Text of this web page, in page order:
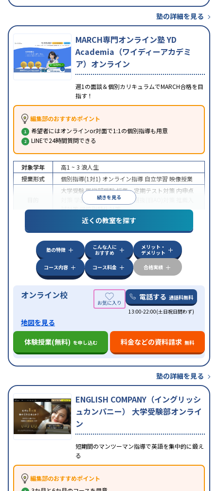
塾の詳細を見る
MARCH専門オンライン塾 YD
Academia（ワイディーアカデミ
ア）オンライン
週1の面談＆個別カリキュラムでMARCH合格を目
指す！
編集部のおすすめポイント
希望者にはオンラインor対面で1:1の個別指導も用意
LINEで24時間質問できる
続きを見る
対象学年 高1 ~ 3 浪人生
授業形式
個別指導(1対1) オンライン指導 自立学習 映像授業
大学受験医学部受験授業・定期テスト対策 内申点
学習習慣の定着 総合型選抜(旧AO)対策
試対策学校別特化対策
特徴
中高一貫校生に対応授業の振替可能
学習にPC・タブレットを利用オンライン対応1
科目から受講可能
近くの教室を探す
塾の特徴
こんな人に
おすすめ
メリット・
デメリット
コース内容
コース料金 合格実績
オンライン校 電話する 通話料無料
13:00-22:00(土日祝日問わず)
地図を見る
体験授業(無料) を申し込む 料金などの資料請求 無料
塾の詳細を見る
ENGLISH COMPANY（イングリッシ
ュカンパニー） 大学受験部オンライ
ン
短期間のマンツーマン指導で英語を集中的に鍛え
る
編集部のおすすめポイント